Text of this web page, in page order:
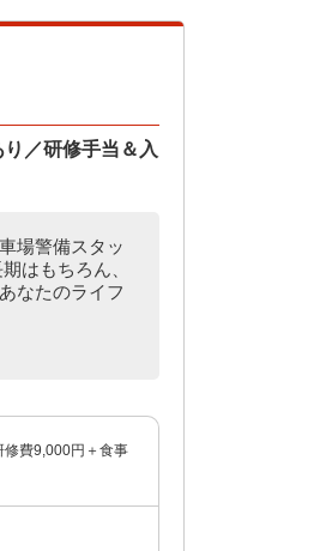
／研修手当＆入
場警備スタッ
はもちろん、
なたのライフ
修費9,000円＋食事